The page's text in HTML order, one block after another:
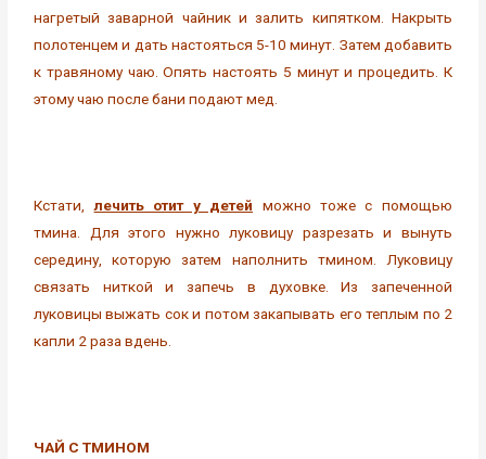
нагретый заварной чайник и залить кипятком. Накрыть
полотенцем и дать настояться 5-10 минут. Затем добавить
к травяному чаю. Опять настоять 5 минут и процедить. К
этому чаю после бани подают мед.
Кстати,лечить отит у детей можно тоже с помощью
тмина. Для этого нужно луковицу разрезать и вынуть
середину, которую затем наполнить тмином. Луковицу
связать ниткой и запечь в духовке. Из запеченной
луковицы выжать сок и потом закапывать его теплым по 2
капли 2 раза вдень.
ЧАЙ С ТМИНОМ